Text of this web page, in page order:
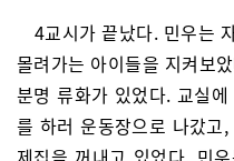
4교시가 끝났다. 민우는
몰려가는 아이들을 지켜보
분명 류화가 있었다. 교실
를 하러 운동장으로 나갔고